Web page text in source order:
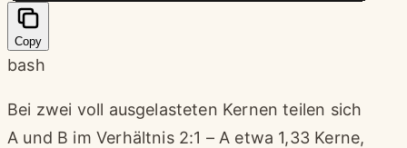
Copy
bash
Bei zwei voll ausgelasteten Kernen teilen sich
A und B im Verhältnis 2:1 – A etwa 1,33 Kerne,